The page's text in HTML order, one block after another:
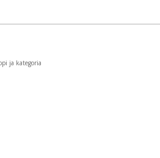
ja kategoria